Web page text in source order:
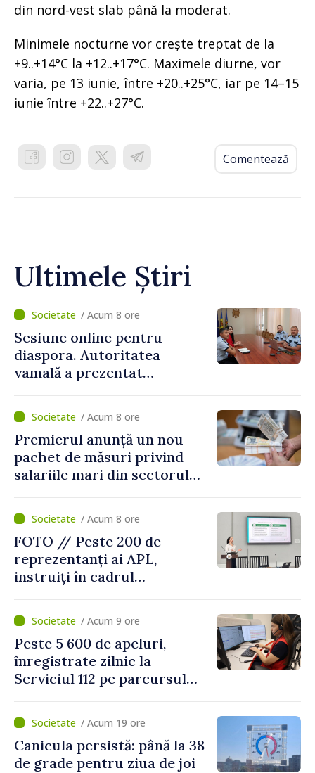
din nord-vest slab până la moderat.
Minimele nocturne vor crește treptat de la
+9..+14°C la +12..+17°C. Maximele diurne, vor
varia, pe 13 iunie, între +20..+25°C, iar pe 14–15
iunie între +22..+27°C.
Comentează
Ultimele Știri
/ Acum 8 ore
Sesiune online pentru
diaspora. Autoritatea
vamală a prezentat
revenirea în țară
/ Acum 8 ore
Premierul anunță un nou
pachet de măsuri privind
salariile mari din sectorul
/ Acum 8 ore
FOTO // Peste 200 de
reprezentanți ai APL,
instruiți în cadrul
Mediu privind aplicarea a
două regulamente din
domeniu
/ Acum 9 ore
Peste 5 600 de apeluri,
înregistrate zilnic la
Serviciul 112 pe parcursul
cetățeni au solicitat
ambulanța/ Acum 19 ore
Canicula persistă: până la 38
de grade pentru ziua de joi